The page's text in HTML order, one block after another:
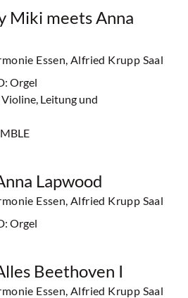
Miki meets Anna
Essen, Alfried Krupp Saal
Orgel
Leitung und
Lapwood
Essen, Alfried Krupp Saal
Orgel
Beethoven I
Essen, Alfried Krupp Saal